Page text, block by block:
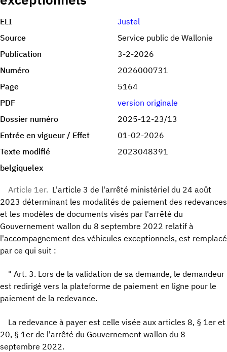
ELI
Justel
Source
Service public de Wallonie
Publication
3-2-2026
Numéro
2026000731
Page
5164
PDF
version originale
Dossier numéro
2025-12-23/13
Entrée en vigueur / Effet
01-02-2026
Texte modifié
2023048391
belgiquelex
Article 1er. L'article 3 de l'arrêté ministériel du 24 août
2023 déterminant les modalités de paiement des redevances
et les modèles de documents visés par l'arrêté du
Gouvernement wallon du 8 septembre 2022 relatif à
l'accompagnement des véhicules exceptionnels, est remplacé
par ce qui suit :
" Art. 3. Lors de la validation de sa demande, le demandeur
est redirigé vers la plateforme de paiement en ligne pour le
paiement de la redevance.
La redevance à payer est celle visée aux articles 8, § 1er et
20, § 1er de l'arrêté du Gouvernement wallon du 8
septembre 2022.